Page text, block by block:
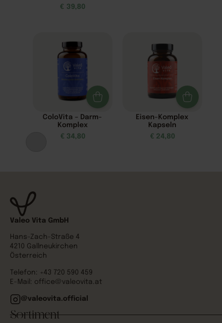
€ 39,80
ColoVita – Darm-
Komplex
€ 34,80
Eisen-Komplex
Kapseln
€ 24,80
Valeo Vita GmbH
Hans-Zach-Straße 4
4210 Gallneukirchen
Österreich
Telefon: +43 720 590 459
E-Mail: office@valeovita.at
@valeovita.official
Sortiment